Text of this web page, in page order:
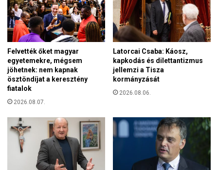
l
i
á
k
é
s
a
i
t
ö
z
é
s
e
i
d
e
j
b
Felvették őket magyar
egyetemekre, mégsem
jöhetnek: nem kapnak
ösztöndíjat a keresztény
fiatalok
2026.08.07.
Latorcai Csaba: Káosz,
kapkodás és dilettantizmus
jellemzi a Tisza
kormányzását
2026.08.06.